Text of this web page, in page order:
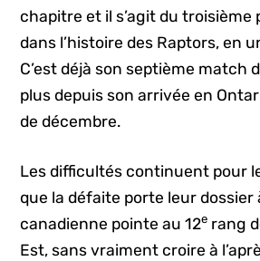
chapitre et il s’agit du troisième
dans l’histoire des Raptors, en
C’est déjà son septième match
plus depuis son arrivée en
de décembre.
Les difficultés continuent pour
que la défaite porte leur dossier
canadienne pointe au 12e rang
Est, sans vraiment croire à